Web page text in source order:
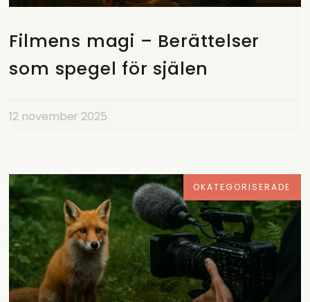
Filmens magi – Berättelser
som spegel för själen
12 november 2025
OKATEGORISERADE